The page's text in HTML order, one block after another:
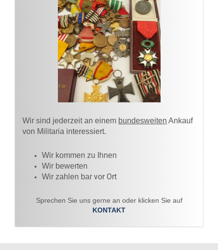
Wir sind jederzeit an einem bundesweiten Ankauf
von Militaria interessiert.
Wir kommen zu Ihnen​
Wir bewerten
Wir zahlen bar vor Ort
Sprechen Sie uns gerne an oder klicken Sie auf
KONTAKT